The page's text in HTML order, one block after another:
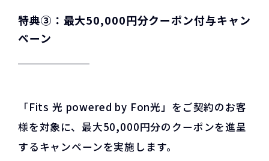
特典③：最大50,000円分クーポン付与キャン
ペーン
「Fits 光 powered by Fon光」をご契約のお客
様を対象に、最大50,000円分のクーポンを進呈
するキャンペーンを実施します。